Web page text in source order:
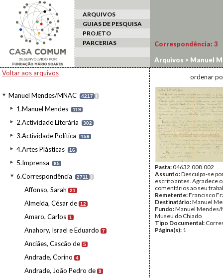
ARQUIVOS
GUIAS DE PESQUISA
PROJETO
PARCERIAS
Voltar aos arquivos
Manuel Mendes/MNAC 4217 I
1.Manuel Mendes 119
2.Actividade Literária 302
3.Actividade Política 159
4.Artes Plásticas 16
5.Imprensa 65
6.Correspondência 2711 I
Affonso, Sarah 21
Almeida, César de 12
Amaro, Carlos 1
Anahory, Israel e Eduardo 7
Anciães, Cascão de 5
Andrade, Corino 4
Andrade, João Pedro de 9
Correspondência: 3
Arquivos > Manuel
ordenar
Pasta:04632.008.002
Assunto:Desculpa-se
escrito antes. Agradece
comentários ao seu
Remetente:Francisco
Destinatário:Manuel
Fundo:Manuel Mendes/
Museu do Chiado
Tipo Documental:
Página(s): 1